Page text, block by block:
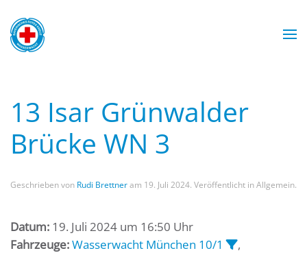
Zum Hauptinhalt springen
13 Isar Grünwalder
Brücke WN 3
Geschrieben von Rudi Brettneram 19. Juli 2024. Veröffentlicht in Allgemein.
Datum: 19. Juli 2024 um 16:50 Uhr
Fahrzeuge:Wasserwacht München 10/1
,